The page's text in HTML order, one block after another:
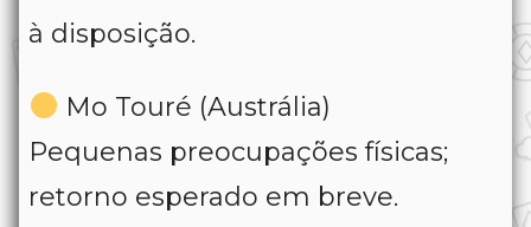
à disposição.
Mo Touré (Austrália)
Pequenas preocupações físicas;
retorno esperado em breve.